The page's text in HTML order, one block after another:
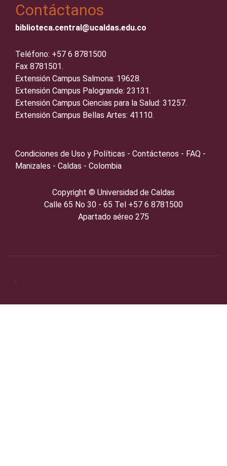
Contáctanos
biblioteca.central@ucaldas.edu.co
Teléfono: +57 6 8781500
Fax 8781501.
Extensión Campus Salmona: 19628.
Extensión Campus Palogrande: 23131.
Extensión Campus Ciencias para la Salud: 31257.
Extensión Campus Bellas Artes: 41110.
Condiciones de Uso y Políticas - Contáctenos - FAQ -
Manizales - Caldas - Colombia
Copyright ©️ Universidad de Caldas
Calle 65 No 30 - 65 Tel +57 6 8781500
Apartado aéreo 275